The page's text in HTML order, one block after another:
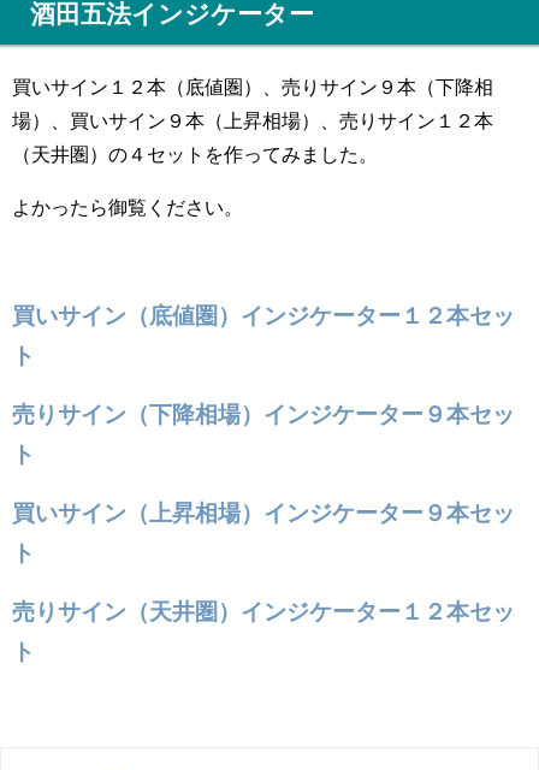
酒田五法インジケーター
買いサイン１２本（底値圏）、売りサイン９本（下降相
場）、買いサイン９本（上昇相場）、売りサイン１２本
（天井圏）の４セットを作ってみました。
よかったら御覧ください。
買いサイン（底値圏）インジケーター１２本セッ
ト
売りサイン（下降相場）インジケーター９本セッ
ト
買いサイン（上昇相場）インジケーター９本セッ
ト
売りサイン（天井圏）インジケーター１２本セッ
ト